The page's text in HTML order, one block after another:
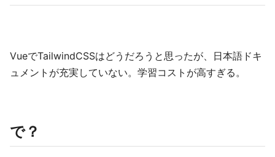
VueでTailwindCSSはどうだろうと思ったが、日本語ドキ
ュメントが充実していない。学習コストが高すぎる。
で？